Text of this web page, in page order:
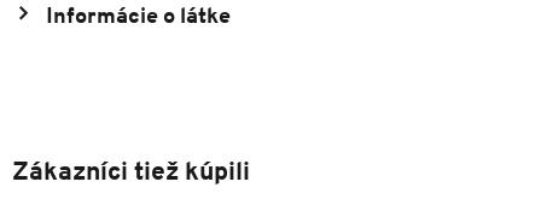
Informácie o látke
Zákazníci tiež kúpili